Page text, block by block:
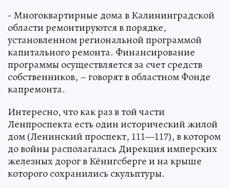
- Многоквартирные дома в Калининградской
области ремонтируются в порядке,
установленном региональной программой
капитального ремонта. Финансирование
программы осуществляется за счет средств
собственников, – говорят в областном Фонде
капремонта.
Интересно, что как раз в той части
Ленпроспекта есть один исторический жилой
дом (Ленинский проспект, 111—117), в котором
до войны располагалась Дирекция имперских
железных дорог в Кёнигсберге и на крыше
которого сохранились скульптуры.